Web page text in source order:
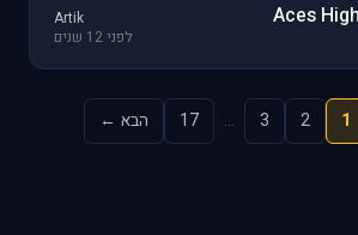
Artik
לפני 12 שנים
1
2
3
…
17 הבא ←